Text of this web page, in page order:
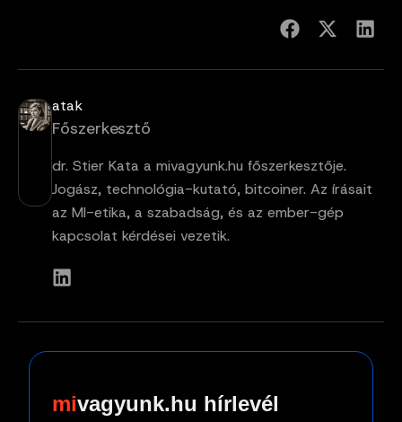
atak
Főszerkesztő
dr. Stier Kata a mivagyunk.hu főszerkesztője.
Jogász, technológia-kutató, bitcoiner. Az írásait
az MI-etika, a szabadság, és az ember-gép
kapcsolat kérdései vezetik.
vagyunk.hu hírlevél